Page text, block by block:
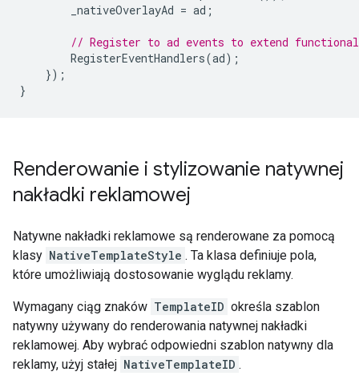
_nativeOverlayAd = ad ;
// Register to ad events to extend
RegisterEventHandlers(ad);
});
}
Renderowanie i stylizowanie natywnej
nakładki reklamowej
Natywne nakładki reklamowe są renderowane za pomocą
klasy NativeTemplateStyle . Ta klasa definiuje pola,
które umożliwiają dostosowanie wyglądu reklamy.
Wymagany ciąg znaków TemplateID określa szablon
natywny używany do renderowania natywnej nakładki
reklamowej. Aby wybrać odpowiedni szablon natywny dla
reklamy, użyj stałej NativeTemplateID .